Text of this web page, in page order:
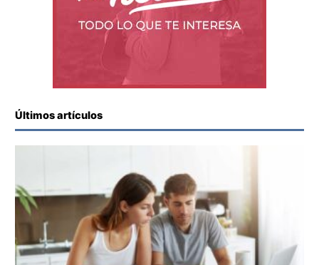
Últimos artículos